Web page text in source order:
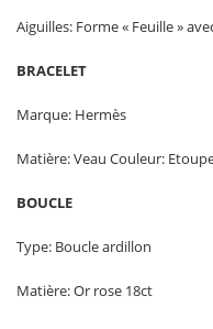
Aiguilles: Forme « Feuille »
BRACELET
Marque: Hermès
Matière: Veau Couleur:
BOUCLE
Type: Boucle ardillon
Matière: Or rose 18ct